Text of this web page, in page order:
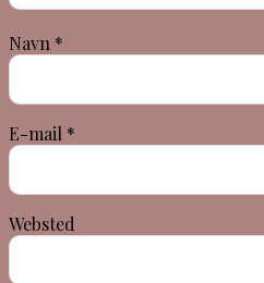
Navn *
E-mail *
Websted